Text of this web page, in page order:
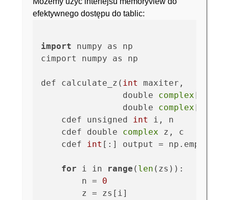
efektywnego dostępu do tablic:
import numpy as np
cimport numpy as np
def calculate_z( int
maxiter,
                double
complex [:]
                double
complex [:]
    cdef unsigned
int
i, n
    cdef double
complex z, c
    cdef
int [:] output = np.empty(
for i in range ( len (zs)):
        n =
0
        z = zs[i]